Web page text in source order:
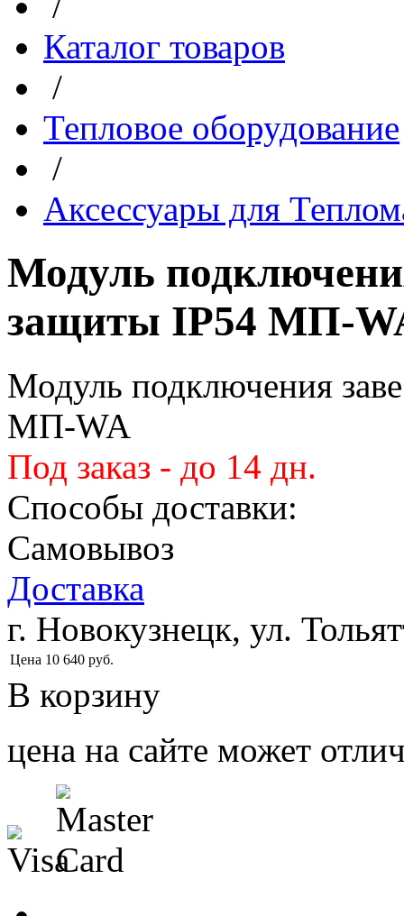
Каталог товаров
/
Тепловое оборудование
/
Аксессуары для
Модуль
защиты IP54 МП-
Модуль подключения
МП-WA
Под заказ - до 14 дн.
Способы доставки:
Самовывоз
Доставка
г. Новокузнецк, ул.
Цена 10 640 руб.
В корзину
цена на сайте может